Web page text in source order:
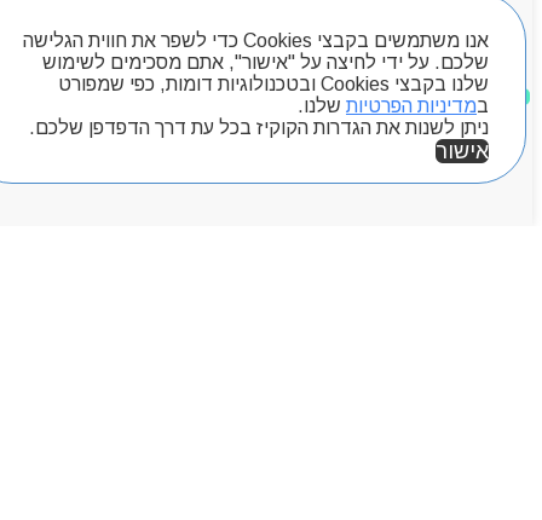
אנו משתמשים בקבצי Cookies כדי לשפר את חווית הגלישה
שלכם. על ידי לחיצה על "אישור", אתם מסכימים לשימוש
שלנו בקבצי Cookies ובטכנולוגיות דומות, כפי שמפורט
במדיניות הפרטיות שלנו.
ניתן לשנות את הגדרות הקוקיז בכל עת דרך הדפדפן שלכם.
אישור
מוצרים שאהבתי